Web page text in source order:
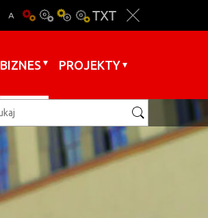
BIZNES PROJEKTY